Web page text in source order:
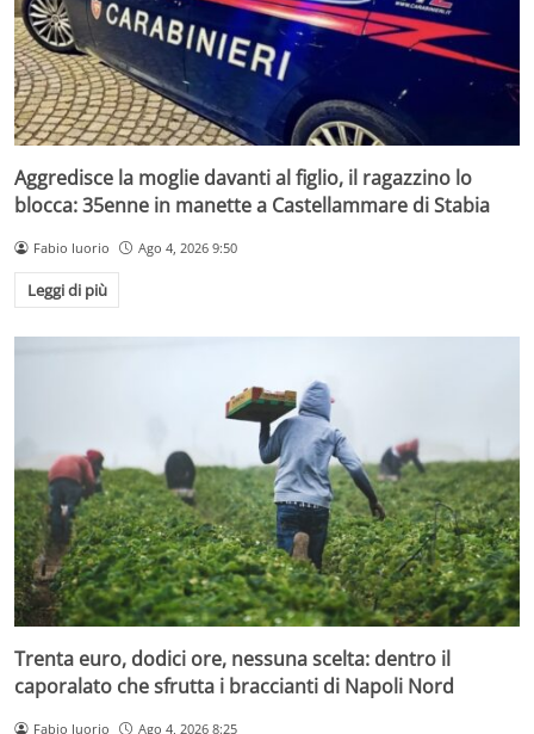
Aggredisce la moglie davanti al figlio, il ragazzino lo
blocca: 35enne in manette a Castellammare di Stabia
Fabio Iuorio Ago 4, 2026 9:50
Leggi di più
Trenta euro, dodici ore, nessuna scelta: dentro il
caporalato che sfrutta i braccianti di Napoli Nord
Fabio Iuorio Ago 4, 2026 8:25